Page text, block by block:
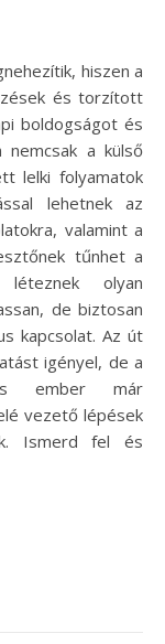
és torzított
boldogságot és
nemcsak a külső
lelki folyamatok
lehetnek az
valamint a
tűnhet a
léteznek olyan
de biztosan
kapcsolat. Az út
igényel, de a
ember már
vezető lépések
Ismerd fel és